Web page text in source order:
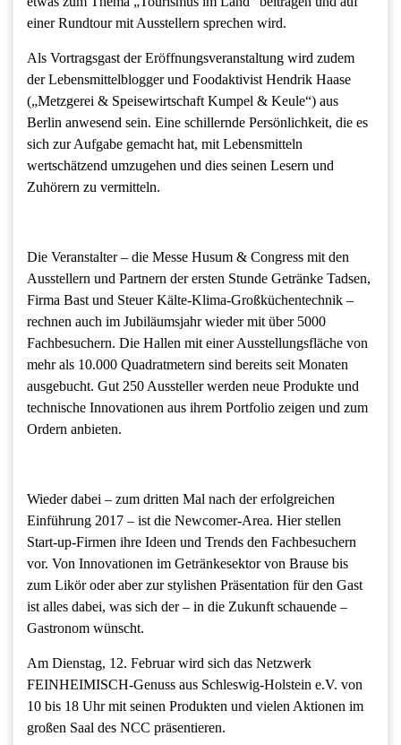
einer Rundtour mit Ausstellern sprechen wird.
Als Vortragsgast der Eröffnungsveranstaltung wird zudem
der Lebensmittelblogger und Foodaktivist Hendrik Haase
(„Metzgerei & Speisewirtschaft Kumpel & Keule“) aus
Berlin anwesend sein. Eine schillernde Persönlichkeit, die es
sich zur Aufgabe gemacht hat, mit Lebensmitteln
wertschätzend umzugehen und dies seinen Lesern und
Zuhörern zu vermitteln.
Die Veranstalter – die Messe Husum & Congress mit den
Ausstellern und Partnern der ersten Stunde Getränke Tadsen,
Firma Bast und Steuer Kälte-Klima-Großküchentechnik –
rechnen auch im Jubiläumsjahr wieder mit über 5000
Fachbesuchern. Die Hallen mit einer Ausstellungsfläche von
mehr als 10.000 Quadratmetern sind bereits seit Monaten
ausgebucht. Gut 250 Aussteller werden neue Produkte und
technische Innovationen aus ihrem Portfolio zeigen und zum
Ordern anbieten.
Wieder dabei – zum dritten Mal nach der erfolgreichen
Einführung 2017 – ist die Newcomer-Area. Hier stellen
Start-up-Firmen ihre Ideen und Trends den Fachbesuchern
vor. Von Innovationen im Getränkesektor von Brause bis
zum Likör oder aber zur stylishen Präsentation für den Gast
ist alles dabei, was sich der – in die Zukunft schauende –
Gastronom wünscht.
Am Dienstag, 12. Februar wird sich das Netzwerk
FEINHEIMISCH-Genuss aus Schleswig-Holstein e.V. von
10 bis 18 Uhr mit seinen Produkten und vielen Aktionen im
großen Saal des NCC präsentieren.